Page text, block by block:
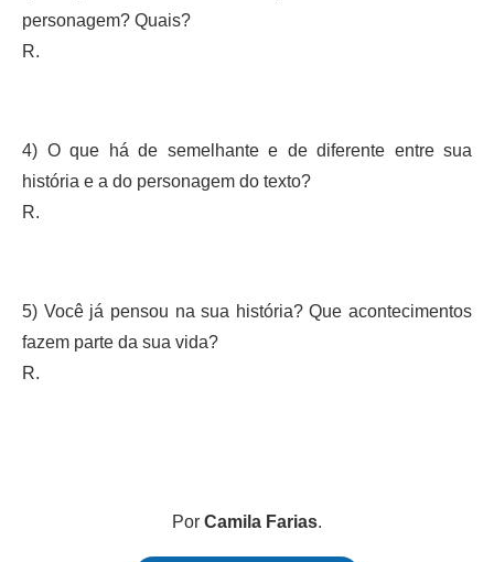
personagem? Quais?
R.
4) O que há de semelhante e de diferente entre sua
história e a do personagem do texto?
R.
5) Você já pensou na sua história? Que acontecimentos
fazem parte da sua vida?
R.
Por Camila Farias.